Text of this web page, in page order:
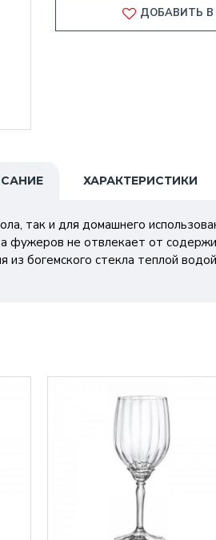
ДОБАВИТЬ
ХАРАКТЕРИСТИКИ
так и для домашнего
фужеров не отвлекает от
богемского стекла теплой